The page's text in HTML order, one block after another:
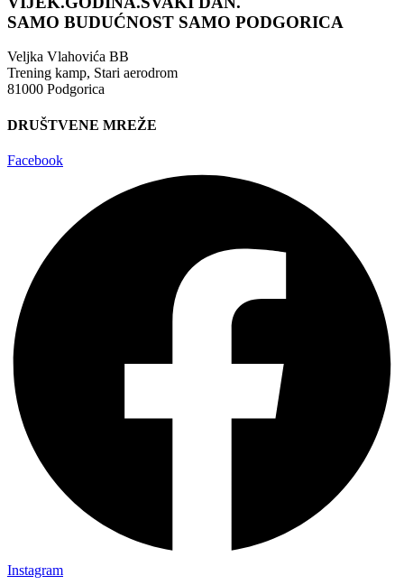
SAMO BUDUĆNOST SAMO PODGORICA
Veljka Vlahovića BB
Trening kamp, Stari aerodrom
81000 Podgorica
DRUŠTVENE MREŽE
Facebook
Instagram